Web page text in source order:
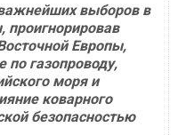
выборов в
проигнорировав
Европы,
по газопроводу,
моря и
коварного
безопасностью